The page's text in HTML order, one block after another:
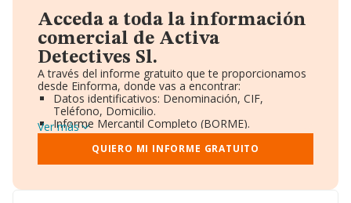
Acceda a toda la información
comercial de Activa
Detectives Sl.
A través del informe gratuito que te proporcionamos
desde Einforma, donde vas a encontrar:
Datos identificativos: Denominación, CIF,
Teléfono, Domicilio.
Informe Mercantil Completo (BORME).
Gráficos de Evolución Ventas y Empleados.
Consejo de Administración y Administradores.
Directivos y Ejecutivos.
Ver más
QUIERO MI INFORME GRATUITO